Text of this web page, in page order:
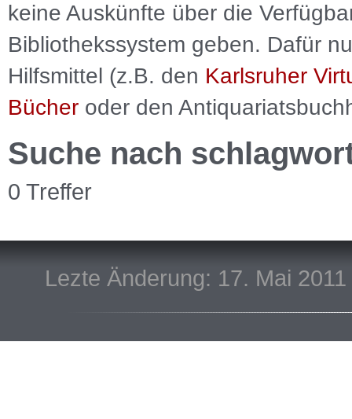
keine Auskünfte über die
Bibliothekssystem geben. Dafür
Hilfsmittel (z.B. den Karlsruher
Bücher oder den
Suche nach
0 Treffer
Lezte Änderung: 17. Mai